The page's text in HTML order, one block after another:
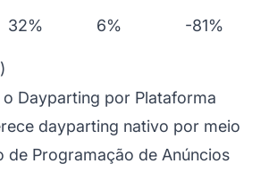
32% 6% -81%
Dayparting por Plataforma
dayparting nativo por meio
de Programação de Anúncios